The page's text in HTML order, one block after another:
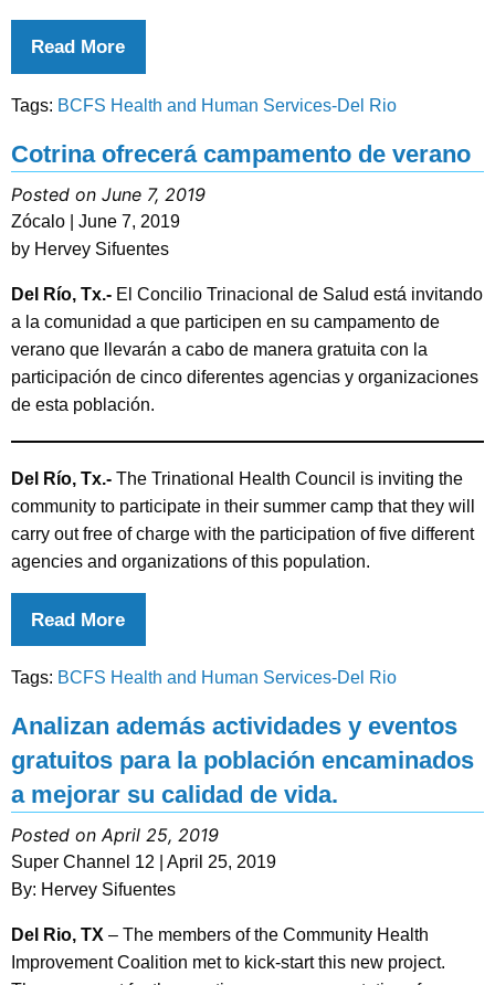
Read More
Tags: BCFS Health and Human Services-Del Rio
Cotrina ofrecerá campamento de verano
Posted on June 7, 2019
Zócalo | June 7, 2019
by Hervey Sifuentes
Del Río, Tx.- El Concilio Trinacional de Salud está invitando
a la comunidad a que participen en su campamento de
verano que llevarán a cabo de manera gratuita con la
participación de cinco diferentes agencias y organizaciones
de esta población.
Del Río, Tx.- The Trinational Health Council is inviting the
community to participate in their summer camp that they will
carry out free of charge with the participation of five different
agencies and organizations of this population.
Read More
Tags: BCFS Health and Human Services-Del Rio
Analizan además actividades y eventos
gratuitos para la población encaminados
a mejorar su calidad de vida.
Posted on April 25, 2019
Super Channel 12 | April 25, 2019
By: Hervey Sifuentes
Del Rio, TX – The members of the Community Health
Improvement Coalition met to kick-start this new project.